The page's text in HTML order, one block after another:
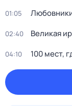
01:05
02:40 Великая
04:10 100 мест,